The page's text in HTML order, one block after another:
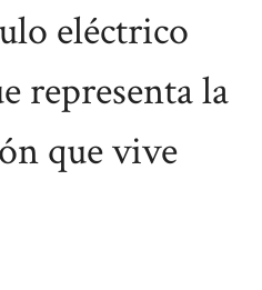
eléctrico
representa la
que vive